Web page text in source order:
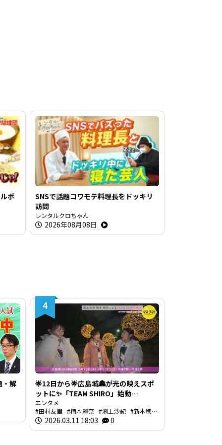
ボ
SNSで話題コワモテ料理長をドッキリ
訪問
レンタルクロちゃん
2026年08月08日
・解
4
🌟12日から🌟広島城🏯が光の映えスポ
ットに✨「TEAM SHIRO」始動
❗【BUTSUBUTSU2】
エンタメ
田村友里
楠本麗奈 渕上沙紀
新本穂乃
佳
イマナマ 渕上沙紀のBUTSUBUTSU
2026.03.11 18:03 0